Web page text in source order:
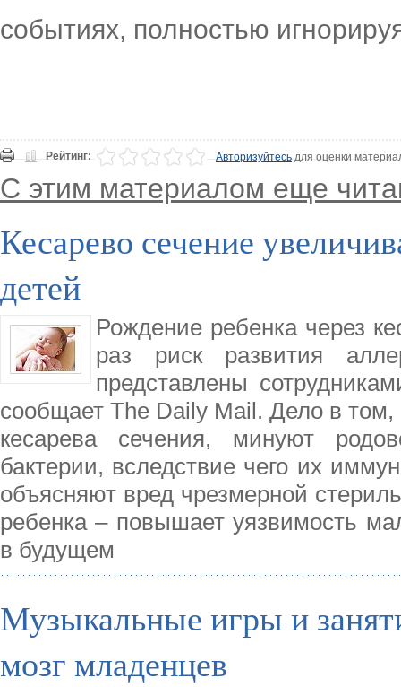
событиях, полностью
Рейтинг: Авторизуйтесьдля оценки
С этим материалом еще
Кесарево сечение
детей
Рождение ребенка через
раз риск развития
представлены
сообщает The Daily Mail. Дело в
кесарева сечения, минуют
бактерии, вследствие чего их
объясняют вред чрезмерной
ребенка – повышает уязвимость
в будущем
Музыкальные игры и
мозг младенцев